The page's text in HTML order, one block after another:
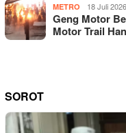
METRO 18 Juli 2026
Geng Motor
Motor Trail
SOROT